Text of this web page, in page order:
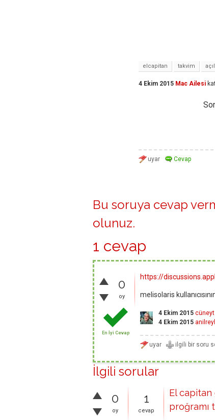
elcapitan takvim
4 Ekim 2015 Mac Ailesi
Bu soruya cevap
olunuz.
1 cevap
0
oy
En İyi Cevap
https://
melisolaris
4 Ekim 2015 cüneyt
4 Ekim 2015
İlgili sorular
0
oy
1
cevap
El capitan
proğramı